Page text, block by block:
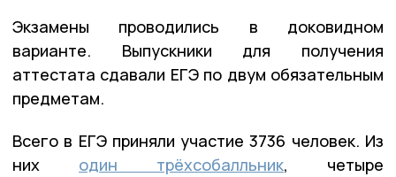
Экзамены проводились в доковидном
варианте. Выпускники для получения
аттестата сдавали ЕГЭ по двум обязательным
предметам.
Всего в ЕГЭ приняли участие 3736 человек. Из
них один трёхсобалльник, четыре